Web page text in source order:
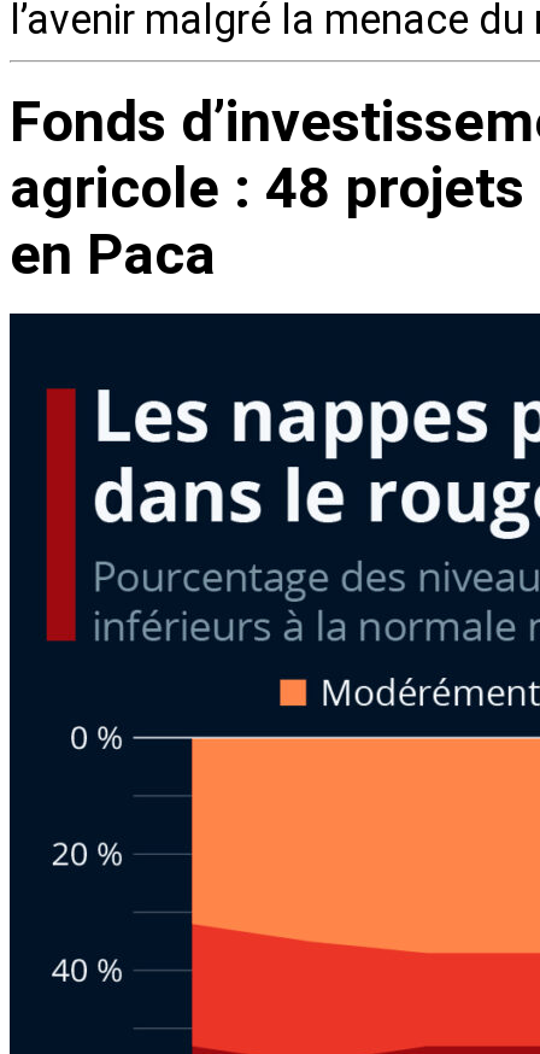
l’avenir malgré la menace
Fonds
agricole : 48
en Paca